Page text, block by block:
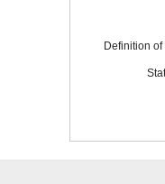
Definition